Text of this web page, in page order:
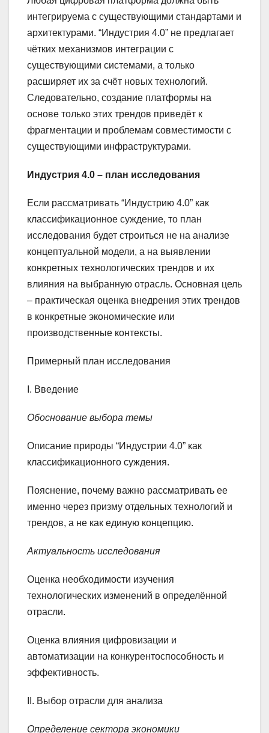
интегрируема с существующими стандартами и
архитектурами. “Индустрия 4.0” не предлагает
чётких механизмов интеграции с
существующими системами, а только
расширяет их за счёт новых технологий.
Следовательно, создание платформы на
основе только этих трендов приведёт к
фрагментации и проблемам совместимости с
существующими инфраструктурами.
Индустрия 4.0 – план исследования
Если рассматривать “Индустрию 4.0” как
классификационное суждение, то план
исследования будет строиться не на анализе
концептуальной модели, а на выявлении
конкретных технологических трендов и их
влияния на выбранную отрасль. Основная цель
– практическая оценка внедрения этих трендов
в конкретные экономические или
производственные контексты.
Примерный план исследования
I. Введение
Обоснование выбора темы
Описание природы “Индустрии 4.0” как
классификационного суждения.
Пояснение, почему важно рассматривать ее
именно через призму отдельных технологий и
трендов, а не как единую концепцию.
Актуальность исследования
Оценка необходимости изучения
технологических изменений в определённой
отрасли.
Оценка влияния цифровизации и
автоматизации на конкурентоспособность и
эффективность.
II. Выбор отрасли для анализа
Определение сектора экономики